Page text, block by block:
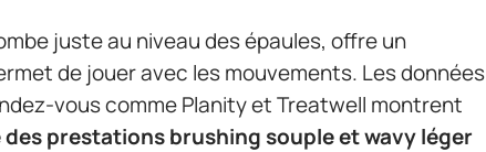
juste au niveau des épaules, offre un
de jouer avec les mouvements. Les données
vous comme Planity et Treatwell montrent
prestations brushing souple et wavy léger